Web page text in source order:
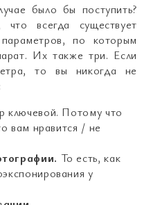
было бы поступить?
всегда существует
по которым
Их также три. Если
то вы никогда не
ключевой. Потому что
вам нравится / не
То есть, как
у